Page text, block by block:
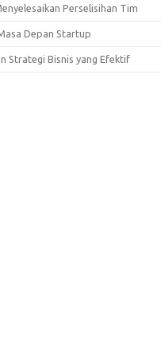
Perselisihan Tim
Depan Startup
Strategi Bisnis yang Efektif